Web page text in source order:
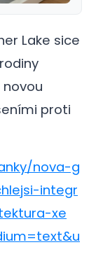
Lake sice
proti
nova-g
integr
xe